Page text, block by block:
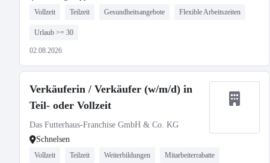
Vollzeit Teilzeit Gesundheitsangebote Flexible Arbeitszeiten
Urlaub >= 30
02.08.2026
Verkäuferin / Verkäufer (w/m/d) in
Teil- oder Vollzeit
Das Futterhaus-Franchise GmbH & Co. KG
Schnelsen
Vollzeit Teilzeit Weiterbildungen Mitarbeiterrabatte